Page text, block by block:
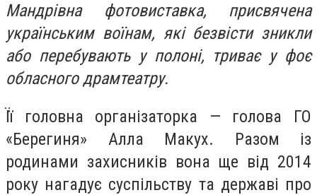
Мандрівна фотовиставка, присвячена
українським воїнам, які безвісти зникли
або перебувають у полоні, триває у фоє
обласного драмтеатру.
Її головна організаторка — голова ГО
«Берегиня» Алла Макух. Разом із
родинами захисників вона ще від 2014
року нагадує суспільству та державі про